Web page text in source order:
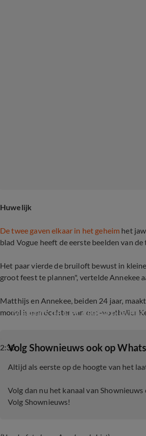
Huwelijk
De twee gaven elkaar in het geheim het
blad Vogue heeft de eerste beelden van
Het paar vierde de bruiloft bewust in
groot feest te plannen", vertelde Annekee
Matthijs en Annekee, beiden 24 jaar,
model is een dochter van oud-voetballer
2:30
Matthijs de Ligt gaat trouwen!
‎Volg Shownieuws ook op
Altijd als eerste op de hoogte van het
Volg dan nu het kanaal van
Volg Shownieuws!